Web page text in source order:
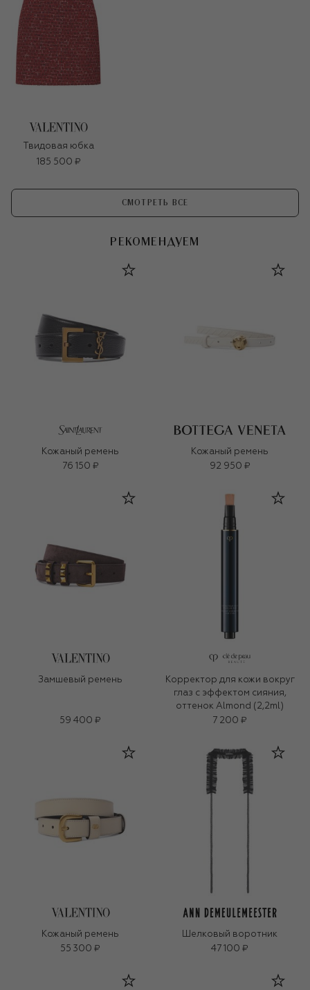
Твидовая юбка
185 500 ₽
СМОТРЕТЬ ВСЕ
РЕКОМЕНДУЕМ
Кожаный ремень
76 150 ₽
Кожаный ремень
92 950 ₽
Замшевый ремень
59 400 ₽
Корректор для кожи вокруг
глаз с эффектом сияния,
оттенок Almond (2,2ml)
7 200 ₽
Кожаный ремень
55 300 ₽
Шелковый воротник
47 100 ₽